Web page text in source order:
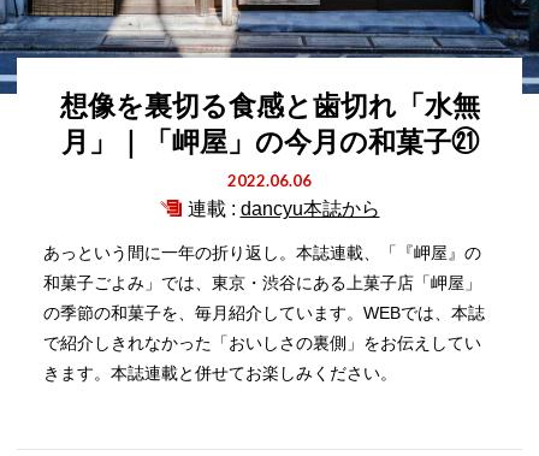
想像を裏切る食感と歯切れ「水無
月」｜「岬屋」の今月の和菓子㉑
2022.06.06
連載 : dancyu本誌から
あっという間に一年の折り返し。本誌連載、「『岬屋』の
和菓子ごよみ」では、東京・渋谷にある上菓子店「岬屋」
の季節の和菓子を、毎月紹介しています。WEBでは、本誌
で紹介しきれなかった「おいしさの裏側」をお伝えしてい
きます。本誌連載と併せてお楽しみください。